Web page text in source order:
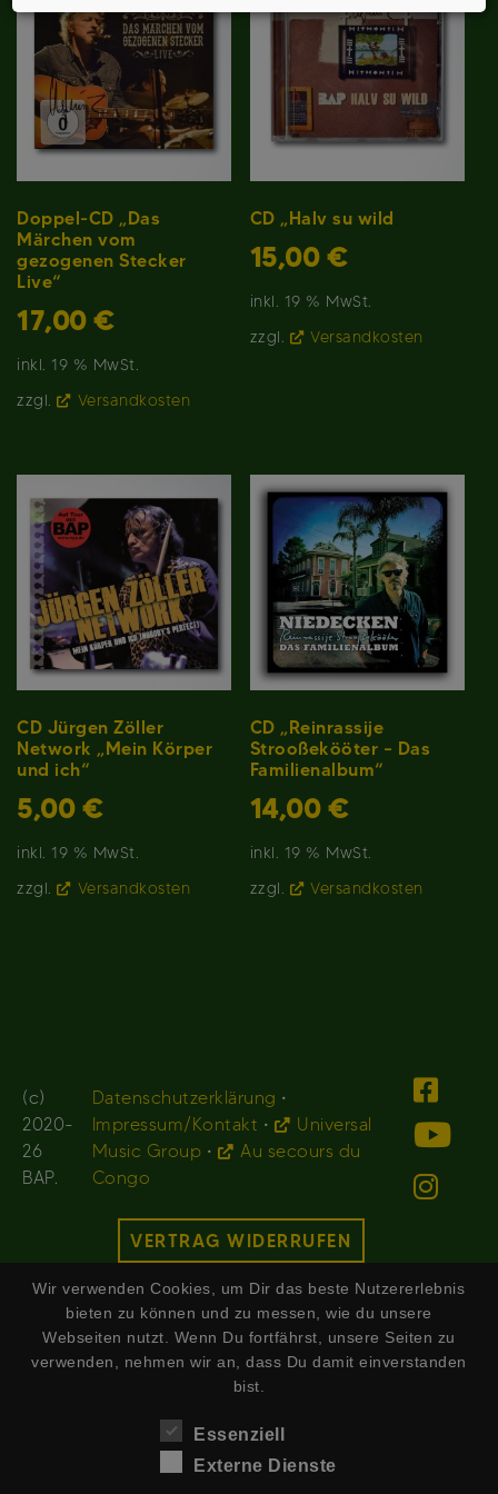
Doppel-CD „Das
Märchen vom
gezogenen Stecker
Live“
17,00 €
inkl. 19 % MwSt.
zzgl.
Versandkosten
CD „Halv su wild
15,00 €
inkl. 19 % MwSt.
zzgl.
Versandkosten
CD Jürgen Zöller
Network „Mein Körper
und ich“
5,00 €
inkl. 19 % MwSt.
zzgl.
Versandkosten
CD „Reinrassije
Strooßekööter – Das
Familienalbum“
14,00 €
inkl. 19 % MwSt.
zzgl.
Versandkosten
(c)
2020-
26
BAP.
Datenschutzerklärung •
Impressum/Kontakt •
Universal
Music Group •
Au secours du
Congo
VERTRAG WIDERRUFEN
Wir verwenden Cookies, um Dir das beste Nutzererlebnis
bieten zu können und zu messen, wie du unsere
Webseiten nutzt. Wenn Du fortfährst, unsere Seiten zu
verwenden, nehmen wir an, dass Du damit einverstanden
bist.
Essenziell
Externe Dienste